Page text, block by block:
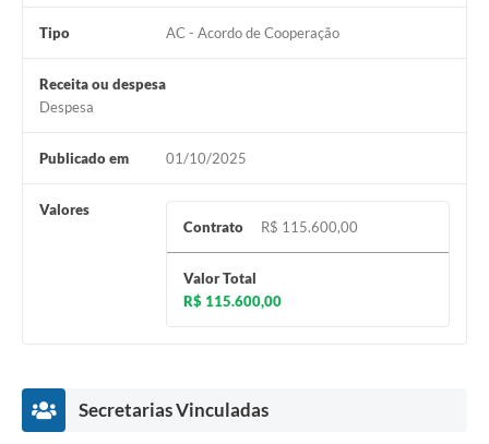
Tipo AC - Acordo de Cooperação
Receita ou despesa
Despesa
Publicado em 01/10/2025
Valores
Contrato
R$ 115.600,00
Valor Total
R$ 115.600,00
Secretarias Vinculadas